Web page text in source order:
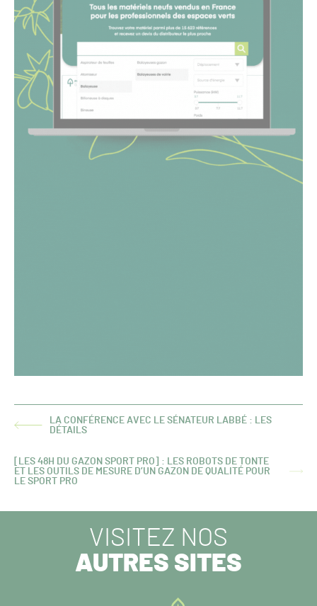
ARTICLE
LA CONFÉRENCE AVEC LE SÉNATEUR LABBÉ : LES
DÉTAILS
ARTICLE
SUIVANT :
[LES 48H DU GAZON SPORT PRO] : LES ROBOTS DE TONTE
ET LES OUTILS DE MESURE D’UN GAZON DE QUALITÉ POUR
LE SPORT PRO
VISITEZ NOS
AUTRES SITES